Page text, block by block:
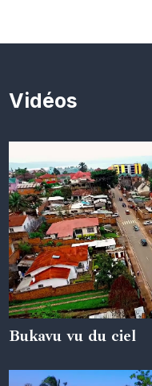
Vidéos
05 juin 2024
Bukavu vu du ciel